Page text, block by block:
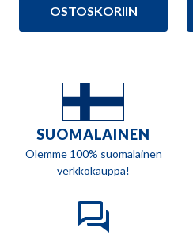
59,50 €.
49,90 €.
OSTOSKORIIN
SUOMALAINEN
Olemme 100% suomalainen
verkkokauppa!